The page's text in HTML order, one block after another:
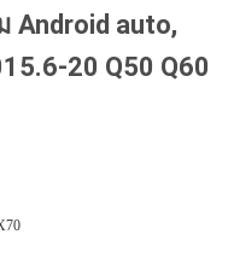
Android auto,
20 Q50 Q60